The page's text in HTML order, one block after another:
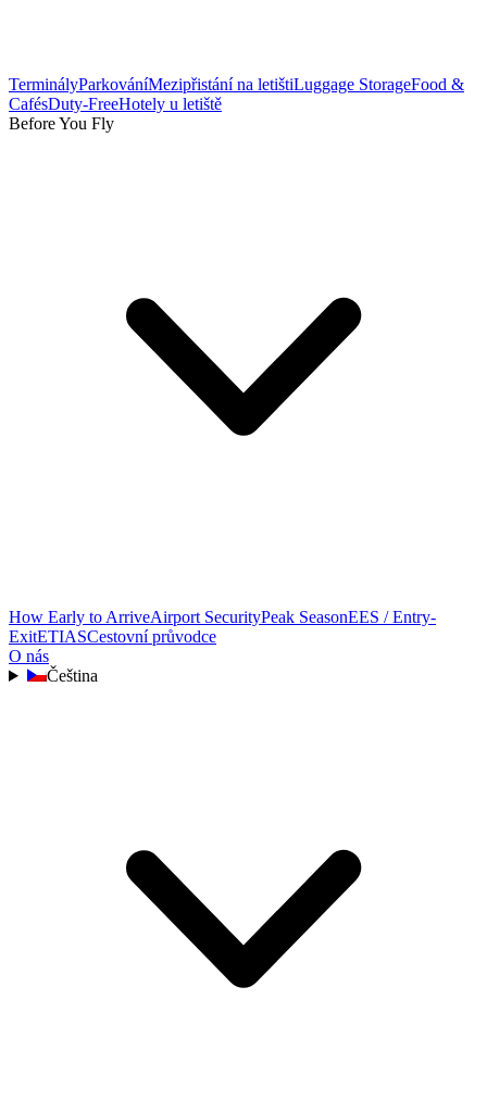
TerminályParkováníMezipřistání na letištiLuggage StorageFood &
CafésDuty-FreeHotely u letiště
Before You Fly
How Early to ArriveAirport SecurityPeak SeasonEES / Entry-
ExitETIASCestovní průvodce
O nás
Čeština